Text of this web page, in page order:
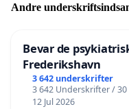
Andre
Bevar de
Frederikshavn
3 642 underskrifter
3 642 Underskrifter / 30
12 Jul 2026